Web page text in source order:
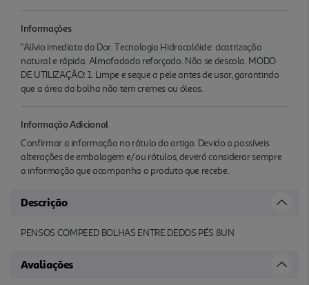
Informações
"Alívio imediato da Dor. Tecnologia Hidrocolóide: cicatrização
natural e rápida. Almofadado reforçado. Não se descola. MODO
DE UTILIZAÇÃO: 1. Limpe e seque a pele antes de usar, garantindo
que a área da bolha não tem cremes ou óleos.
Informação Adicional
Confirmar a informação no rótulo do artigo. Devido a possíveis
alterações de embalagem e/ou rótulos, deverá considerar sempre
a informação que acompanha o produto que recebe.
Descrição
PENSOS COMPEED BOLHAS ENTRE DEDOS PÉS 8UN
Avaliações